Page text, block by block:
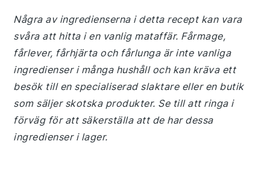
Några av ingredienserna i detta recept kan vara
svåra att hitta i en vanlig mataffär. Fårmage,
fårlever, fårhjärta och fårlunga är inte vanliga
ingredienser i många hushåll och kan kräva ett
besök till en specialiserad slaktare eller en butik
som säljer skotska produkter. Se till att ringa i
förväg för att säkerställa att de har dessa
ingredienser i lager.